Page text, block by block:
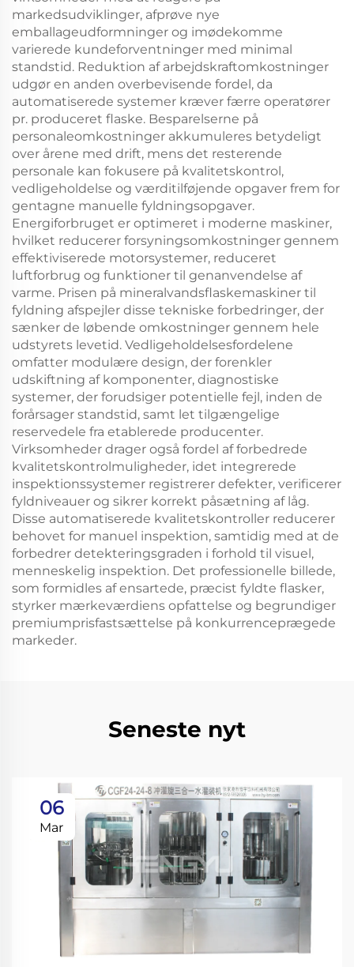
markedsudviklinger, afprøve nye
emballageudformninger og imødekomme
varierede kundeforventninger med minimal
standstid. Reduktion af arbejdskraftomkostninger
udgør en anden overbevisende fordel, da
automatiserede systemer kræver færre operatører
pr. produceret flaske. Besparelserne på
personaleomkostninger akkumuleres betydeligt
over årene med drift, mens det resterende
personale kan fokusere på kvalitetskontrol,
vedligeholdelse og værditilføjende opgaver frem for
gentagne manuelle fyldningsopgaver.
Energiforbruget er optimeret i moderne maskiner,
hvilket reducerer forsyningsomkostninger gennem
effektiviserede motorsystemer, reduceret
luftforbrug og funktioner til genanvendelse af
varme. Prisen på mineralvandsflaskemaskiner til
fyldning afspejler disse tekniske forbedringer, der
sænker de løbende omkostninger gennem hele
udstyrets levetid. Vedligeholdelsesfordelene
omfatter modulære design, der forenkler
udskiftning af komponenter, diagnostiske
systemer, der forudsiger potentielle fejl, inden de
forårsager standstid, samt let tilgængelige
reservedele fra etablerede producenter.
Virksomheder drager også fordel af forbedrede
kvalitetskontrolmuligheder, idet integrerede
inspektionssystemer registrerer defekter, verificerer
fyldniveauer og sikrer korrekt påsætning af låg.
Disse automatiserede kvalitetskontroller reducerer
behovet for manuel inspektion, samtidig med at de
forbedrer detekteringsgraden i forhold til visuel,
menneskelig inspektion. Det professionelle billede,
som formidles af ensartede, præcist fyldte flasker,
styrker mærkeværdiens opfattelse og begrundiger
premiumprisfastsættelse på konkurrenceprægede
markeder.
Seneste nyt
06
Mar